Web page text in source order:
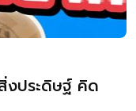
งประดิษฐ์ คิด